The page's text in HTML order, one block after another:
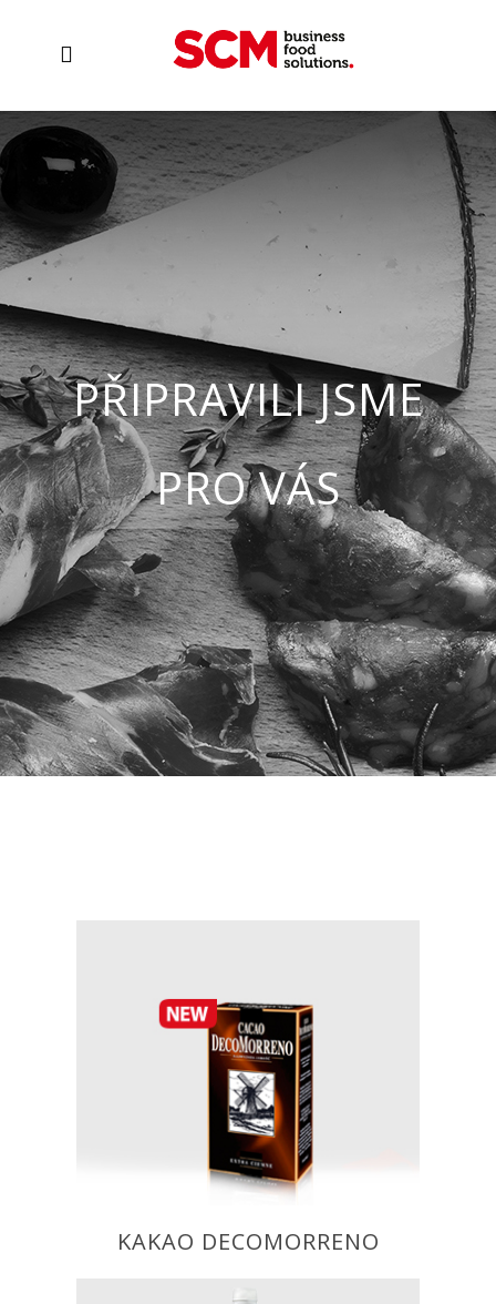
PŘIPRAVILI JSME
PRO VÁS
Kakao Decomorreno
Vyrobeno z nejlepších kakaových
bobů, dodává chutnou chuť a
nepřekonatelnou vůni. Jeho tmavá
barva a vysoký výkon zaručují
nejvyšší kvalitu nápojů a pečiva.
150g
KAKAO DECOMORRENO